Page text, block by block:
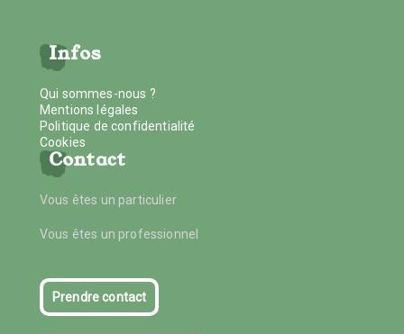
Infos
Qui sommes-nous ?
Mentions légales
Politique de confidentialité
Cookies
Contact
Vous êtes un particulier
Vous êtes un professionnel
Prendre contact